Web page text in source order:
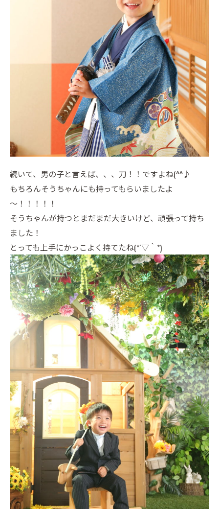
続いて、男の子と言えば、、、刀！！ですよね(^^♪
もちろんそうちゃんにも持ってもらいましたよ
～！！！！！
そうちゃんが持つとまだまだ大きいけど、頑張って持ち
ました！
とっても上手にかっこよく持てたね(*´▽｀*)